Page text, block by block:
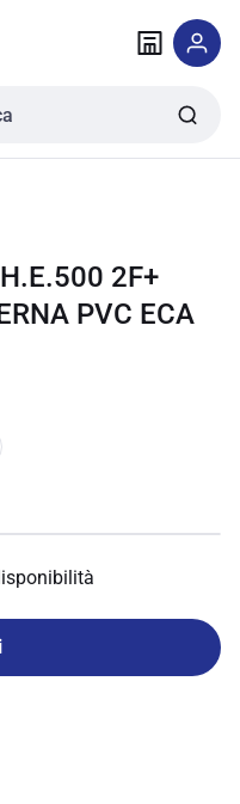
2F+
PVC ECA